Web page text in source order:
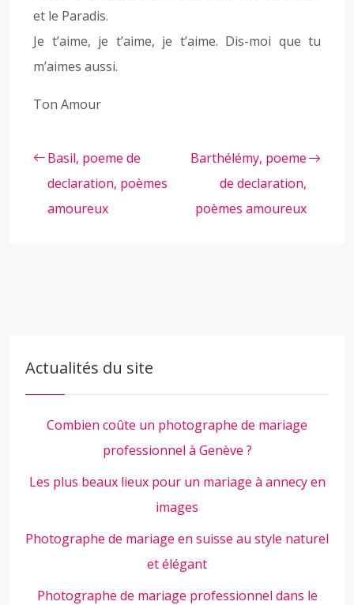
et le Paradis.
Je t’aime, je t’aime, je t’aime. Dis-moi que tu
m’aimes aussi.
Ton Amour
Basil, poeme de
declaration, poèmes
amoureux
Barthélémy, poeme
de declaration,
poèmes amoureux
Actualités du site
Combien coûte un photographe de mariage
professionnel à Genève ?
Les plus beaux lieux pour un mariage à annecy en
images
Photographe de mariage en suisse au style naturel
et élégant
Photographe de mariage professionnel dans le